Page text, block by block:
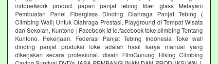
indonetwork product papan panjat tebing fiber glass Melayani
Pembuatan Panel Fiberglass Dinding Olahraga Panjat Tebing (
Climbing Wall) Untuk Olahraga Prestasi, Playground di Tempat Wisata
dan Sekolah, Kuntono | Facebook id id.facebook toke.climbing Tentang
Kuntono. Pekerjaan. Federasi Panjat Tebing Indonesia Toke wall
dinding panjat produksi toke adalah hasil karya manual yang
dikerjakan secara profesional. disain FilmGunung Hiking Climbing